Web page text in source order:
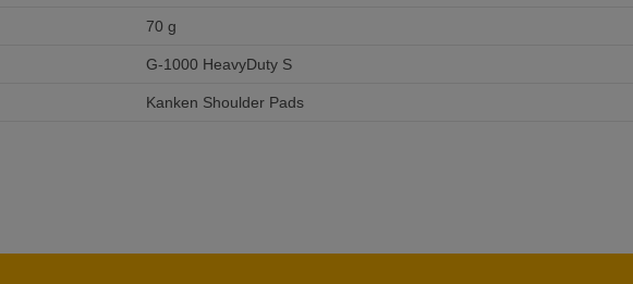
70 g
G-1000 HeavyDuty S
Kanken Shoulder Pads